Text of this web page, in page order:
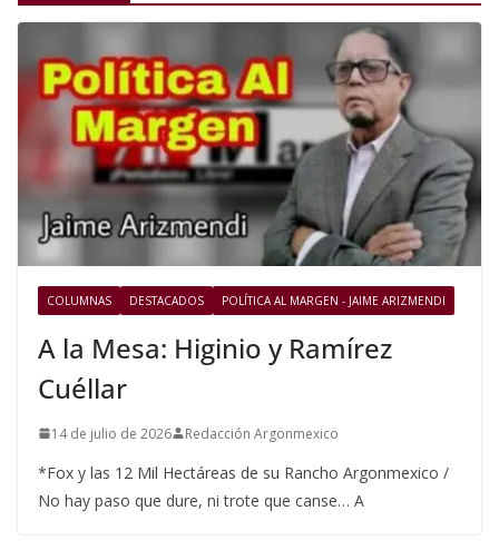
COLUMNAS DESTACADOS POLÍTICA AL MARGEN - JAIME ARIZMENDI
A la Mesa: Higinio y Ramírez
Cuéllar
14 de julio de 2026 Redacción Argonmexico
*Fox y las 12 Mil Hectáreas de su Rancho Argonmexico /
No hay paso que dure, ni trote que canse… A